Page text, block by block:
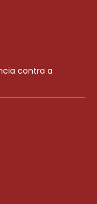
contra a